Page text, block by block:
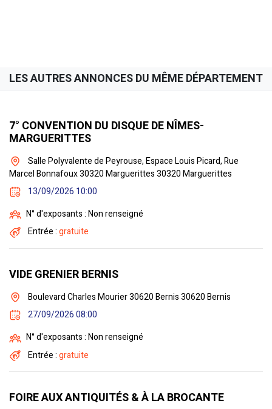
LES AUTRES ANNONCES DU MÊME DÉPARTEMENT
7° CONVENTION DU DISQUE DE NÎMES-
MARGUERITTES
Salle Polyvalente de Peyrouse, Espace Louis Picard, Rue
Marcel Bonnafoux 30320 Marguerittes 30320 Marguerittes
13/09/2026 10:00
N° d'exposants : Non renseigné
Entrée :gratuite
VIDE GRENIER BERNIS
Boulevard Charles Mourier 30620 Bernis 30620 Bernis
27/09/2026 08:00
N° d'exposants : Non renseigné
Entrée :gratuite
FOIRE AUX ANTIQUITÉS & À LA BROCANTE